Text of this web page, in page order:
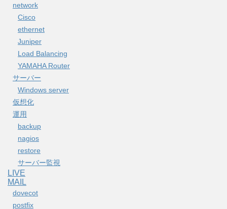
network
Cisco
ethernet
Juniper
Load Balancing
YAMAHA Router
サーバー
Windows server
仮想化
運用
backup
nagios
restore
サーバー監視
LIVE
MAIL
dovecot
postfix